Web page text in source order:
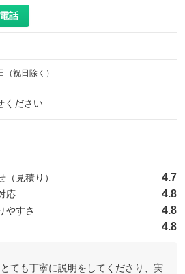
話
（祝日除く）
ください
点中）
（見積り） 4.7
応 4.8
やすさ 4.8
4.8
ても丁寧に説明をしてくださり、実